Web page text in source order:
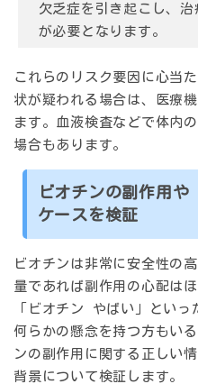
欠乏症を引き起こし、
が必要となります。
これらのリスク要因に心当
状が疑われる場合は、医療
ます。血液検査などで体内
場合もあります。
ビオチンの副作用や
ケースを検証
ビオチンは非常に安全性の
量であれば副作用の心配は
「ビオチン やばい」といっ
何らかの懸念を持つ方もい
ンの副作用に関する正しい
背景について検証します。